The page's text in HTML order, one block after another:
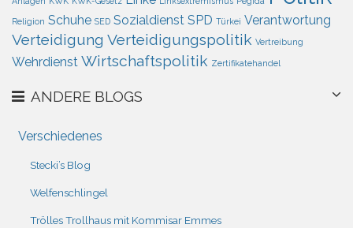
Religion Schuhe SED Sozialdienst SPD Türkei Verantwortung
Verteidigung Verteidigungspolitik Vertreibung
Wehrdienst Wirtschaftspolitik Zertifikatehandel
ANDERE BLOGS
Verschiedenes
Stecki’s Blog
Welfenschlingel
Trölles Trollhaus mit Kommisar Emmes